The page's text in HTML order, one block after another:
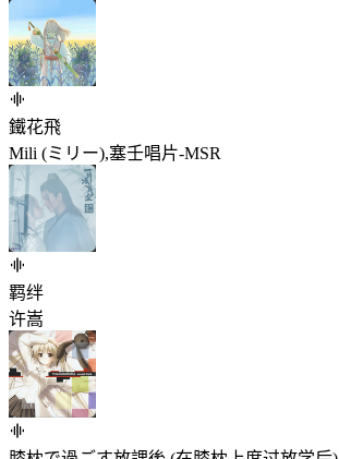
鐵花飛
Mili (ミリー),塞壬唱片-MSR
羁绊
许嵩